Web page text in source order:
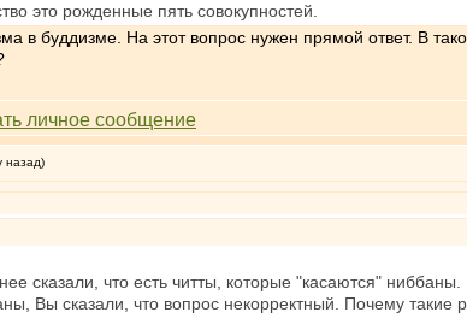
это рожденные пять совокупностей.
в буддизме. На этот вопрос нужен прямой ответ. В
назад)
сказали, что есть читты, которые "касаются"
Вы сказали, что вопрос некорректный. Почему